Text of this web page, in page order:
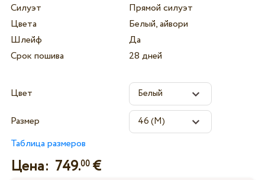
Силуэт
Прямой силуэт
Цвета
Белый, айвори
Шлейф
Да
Срок пошива
28 дней
Цвет
Размер
Таблица размеров
Цена: 749.00€